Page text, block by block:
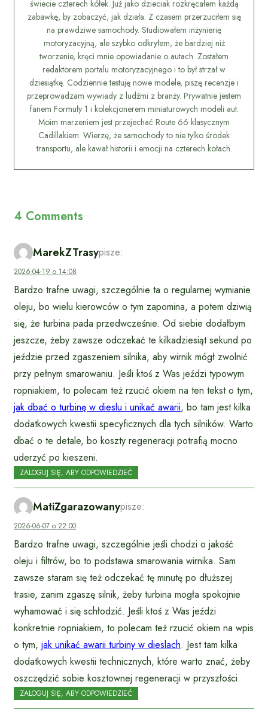
świecie czterech kółek. Już jako dzieciak rozkręcałem każdą
zabawkę, by zobaczyć, jak działa. Z czasem przerzuciłem się
na prawdziwe samochody. Studiowałem inżynierię
motoryzacyjną, ale szybko odkryłem, że bardziej niż
tworzenie, kręci mnie opowiadanie o autach. Zostałem
redaktorem portalu motoryzacyjnego i to był strzał w
dziesiątkę. Codziennie testuję nowe modele, piszę recenzje i
przeprowadzam wywiady z ludźmi z branży. Prywatnie jestem
fanem Formuły 1 i kolekcjonerem miniaturowych modeli aut.
Moim marzeniem jest przejechać Route 66 klasycznym
Cadillakiem. Wierzę, że samochody to nie tylko środek
transportu, ale kawał historii i emocji na czterech kołach.
4 Comments
MarekZTrasypisze:
2026-04-19 o 14:08
Bardzo trafne uwagi, szczególnie ta o regularnej wymianie
oleju, bo wielu kierowców o tym zapomina, a potem dziwią
się, że turbina pada przedwcześnie. Od siebie dodałbym
jeszcze, żeby zawsze odczekać te kilkadziesiąt sekund po
jeździe przed zgaszeniem silnika, aby wirnik mógł zwolnić
przy pełnym smarowaniu. Jeśli ktoś z Was jeździ typowym
ropniakiem, to polecam też rzucić okiem na ten tekst o tym,
jak dbać o turbinę w dieslu i unikać awarii, bo tam jest kilka
dodatkowych kwestii specyficznych dla tych silników. Warto
dbać o te detale, bo koszty regeneracji potrafią mocno
uderzyć po kieszeni.
ZALOGUJ SIĘ, ABY ODPOWIEDZIEĆ
MatiZgarazowanypisze:
2026-06-07 o 22:00
Bardzo trafne uwagi, szczególnie jeśli chodzi o jakość
oleju i filtrów, bo to podstawa smarowania wirnika. Sam
zawsze staram się też odczekać tę minutę po dłuższej
trasie, zanim zgaszę silnik, żeby turbina mogła spokojnie
wyhamować i się schłodzić. Jeśli ktoś z Was jeździ
konkretnie ropniakiem, to polecam też rzucić okiem na wpis
o tym, jak unikać awarii turbiny w dieslach. Jest tam kilka
dodatkowych kwestii technicznych, które warto znać, żeby
oszczędzić sobie kosztownej regeneracji w przyszłości.
ZALOGUJ SIĘ, ABY ODPOWIEDZIEĆ